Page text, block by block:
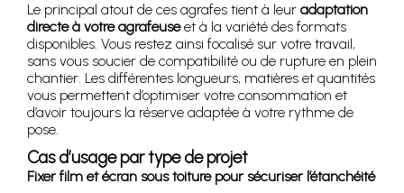
Le principal atout de ces agrafes tient à leur adaptation
directe à votre agrafeuseet à la variété des formats
disponibles. Vous restez ainsi focalisé sur votre travail,
sans vous soucier de compatibilité ou de rupture en plein
chantier. Les différentes longueurs, matières et quantités
vous permettent d’optimiser votre consommation et
d’avoir toujours la réserve adaptée à votre rythme de
pose.
Cas d’usage par type de projet
Fixer film et écran sous toiture pour sécuriser l’étanchéité